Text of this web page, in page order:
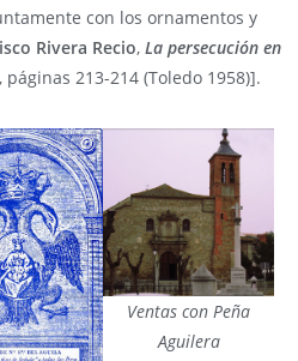
con los ornamentos y
Rivera Recio, La persecución en
páginas 213-214 (Toledo 1958)].
Ventas con Peña
Aguilera